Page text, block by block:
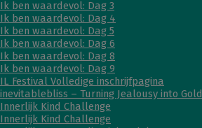
Ik ben waardevol: Dag 3
Ik ben waardevol: Dag 4
Ik ben waardevol: Dag 5
Ik ben waardevol: Dag 6
Ik ben waardevol: Dag 8
Ik ben waardevol: Dag 9
IL Festival Volledige inschrijfpagina
inevitablebliss – Turning Jealousy into Gold
Innerlijk Kind Challenge
Innerlijk Kind Challenge